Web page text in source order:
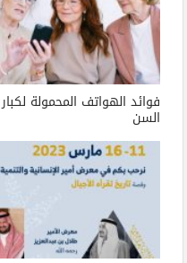
فوائد الهواتف المحمولة لكبار
السن